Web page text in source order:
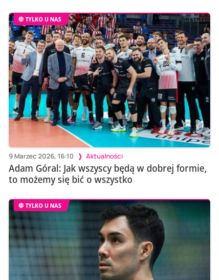
TYLKO U NAS
9 Marzec 2026, 16:10 Aktualności
Adam Góral: Jak wszyscy będą w dobrej formie,
to możemy się bić o wszystko
TYLKO U NAS